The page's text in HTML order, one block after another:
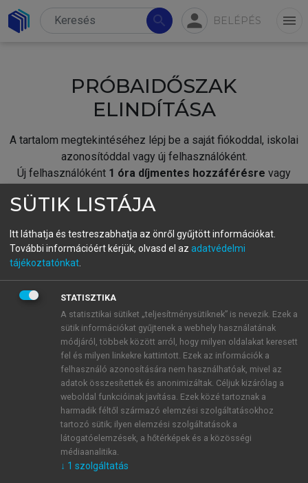
search person BELÉPÉS menu
PRÓBAIDŐSZAK
ELINDÍTÁSA
A tartalom megtekintéséhez lépj be a saját fiókoddal, iskolai
azonosítóddal vagy új felhasználóként.
Új felhasználóként 1 óra díjmentes hozzáférésre vagy
fiókoddal,vagy hozz létre új fiókot.
A regisztráció után apróbaidőszakautomatikusan
BELÉPÉS SAJÁT FIÓKKAL
ÚJ FIÓK LÉTREHOZÁSA
1 óra díjmentes hozzáférés
E-MAIL-CÍM
SÜTIK LISTÁJA
Itt láthatja és testreszabhatja az önről gyűjtött információkat.
További információért kérjük, olvasd el az adatvédelmi
tájékoztatónkat
STATISZTIKA
A statisztikai sütiket „teljesítménysütiknek” is nevezik. Ezek a
sütik információkat gyűjtenek a webhely használatának
módjáról, többek között arról, hogy milyen oldalakat keresett
fel és milyen linkekre kattintott. Ezek az információk a
felhasználó azonosítására nem használhatóak, mivel az
adatok összesítettek és anonimizáltak. Céljuk kizárólag a
weboldal funkcióinak javítása. Ezek közé tartoznak a
harmadik féltől származó elemzési szolgáltatásokhoz
tartozó sütik; ilyen elemzési szolgáltatások a
látogatóelemzések, a hőtérképek és a közösségi
médiaanalitika.
↓ 1 szolgáltatás